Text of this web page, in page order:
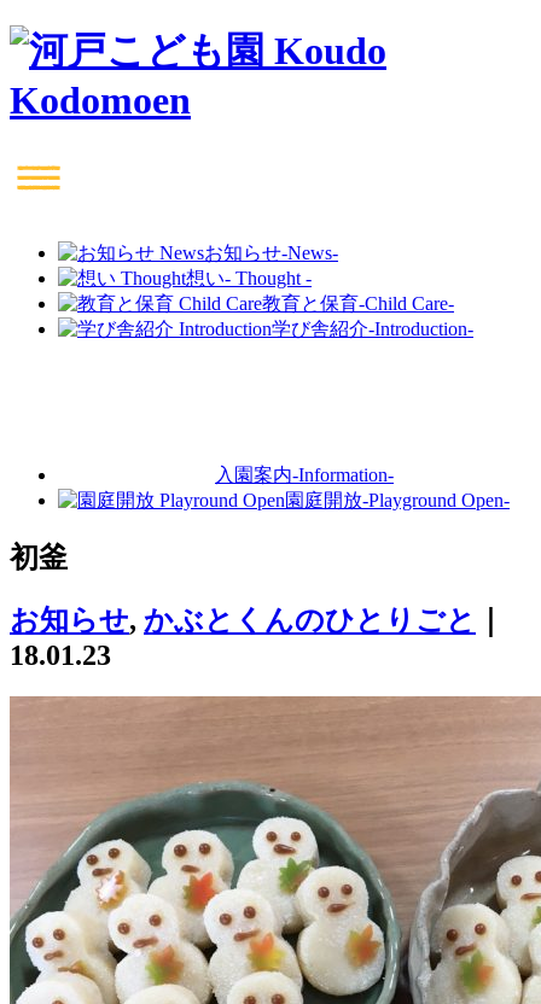
お知らせ-News-
想い- Thought -
教育と保育-Child Care-
学び舎紹介-Introduction-
入園案内-Information-
園庭開放-Playground Open-
初釜
お知らせ, かぶとくんのひとりごと
18.01.23